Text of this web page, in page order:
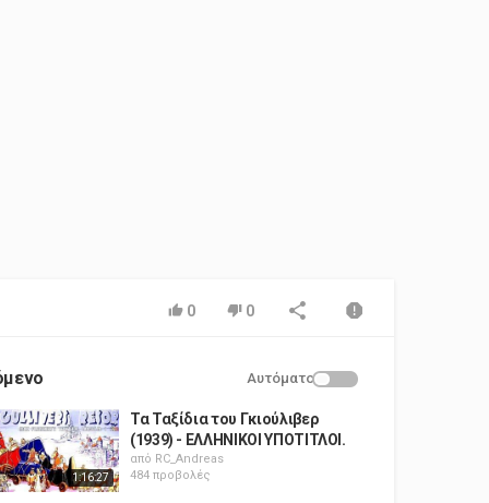
0 0
Αυτόματο
1:16:27
Τα Ταξίδια του Γκιούλιβερ
(1939) - ΕΛΛΗΝΙΚΟΙ ΥΠΟΤΙΤΛΟΙ.
από RC_Andreas
484 προβολές